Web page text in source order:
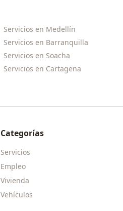
Servicios en Medellín
Servicios en Barranquilla
Servicios en Soacha
Servicios en Cartagena
Categorías
Servicios
Empleo
Vivienda
Vehículos